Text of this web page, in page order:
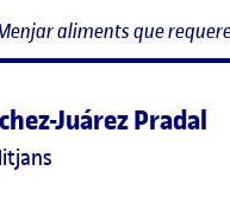
aliments que
Juárez Pradal